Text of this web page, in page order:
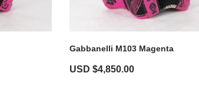
Gabbanelli M103 Magenta
USD $4,850.00